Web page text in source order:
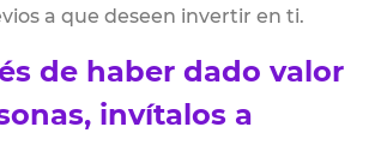
a que deseen invertir en ti.
de haber dado valor
invítalos a